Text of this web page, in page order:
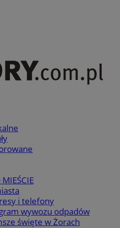
i telefony
wywozu odpadów
święte w Żorach